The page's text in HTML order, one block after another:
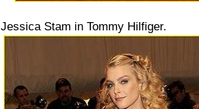
Jessica Stam in Tommy Hilfiger.